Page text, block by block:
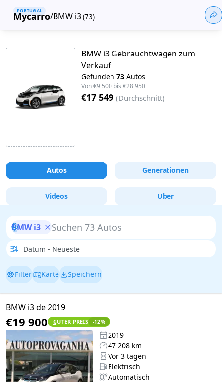
Mycarro
PORTUGAL
/BMW i3(73)
BMW i3 Gebrauchtwagen zum
Verkauf
Gefunden 73 Autos
Von€9 500 bis €28 950
€17 549 (Durchschnitt)
Autos Generationen
Videos Über
BMW i3
Filter Karte Speichern
BMW i3 de 2019
€19 900 GUTER PREIS -12%
2019
47 208 km
Vor 3 tagen
Elektrisch
Automatisch